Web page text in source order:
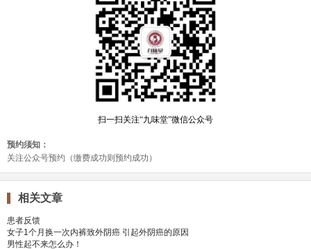
相关文章
患者反馈
女子1个月换一次内裤致外阴癌 引起外阴癌的原因
男性起不来怎么办！